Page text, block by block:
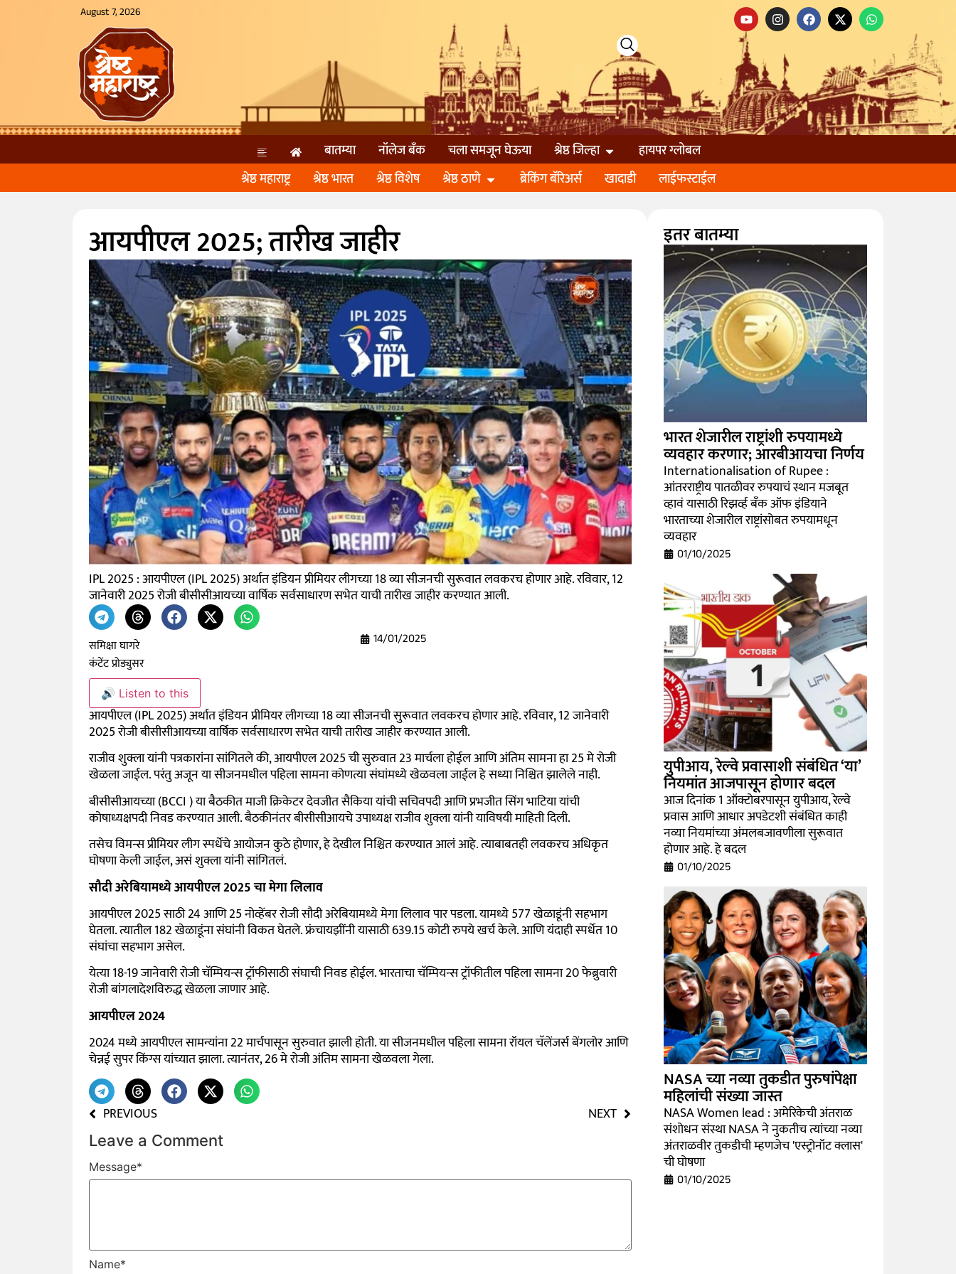
August 7, 2026
बातम्या नॉलेज बॅंक चला समजून घेऊया श्रेष्ठ जिल्हा
हायपर ग्लोबल
श्रेष्ठ महाराष्ट्र
श्रेष्ठ भारत श्रेष्ठ विशेष श्रेष्ठ ठाणे ब्रेकिंग बॅरिअर्स खादाडी लाईफस्टाईल
आयपीएल 2025; तारीख जाहीर
IPL 2025 : आयपीएल (IPL 2025) अर्थात इंडियन प्रीमियर लीगच्या 18 व्या सीजनची सुरूवात लवकरच होणार आहे. रविवार, 12
जानेवारी 2025 रोजी बीसीसीआयच्या वार्षिक सर्वसाधारण सभेत याची तारीख जाहीर करण्यात आली.
समिक्षा घागरे
कंटेंट प्रोड्युसर
14/01/2025
🔊 Listen to this
आयपीएल (IPL 2025) अर्थात इंडियन प्रीमियर लीगच्या 18 व्या सीजनची सुरूवात लवकरच होणार आहे. रविवार, 12 जानेवारी
2025 रोजी बीसीसीआयच्या वार्षिक सर्वसाधारण सभेत याची तारीख जाहीर करण्यात आली.
राजीव शुक्ला यांनी पत्रकारांना सांगितले की, आयपीएल 2025 ची सुरुवात 23 मार्चला होईल आणि अंतिम सामना हा 25 मे रोजी
खेळला जाईल. परंतु अजून या सीजनमधील पहिला सामना कोणत्या संघांमध्ये खेळवला जाईल हे सध्या निश्चित झालेले नाही.
बीसीसीआयच्या (BCCI ) या बैठकीत माजी क्रिकेटर देवजीत सैकिया यांची सचिवपदी आणि प्रभजीत सिंग भाटिया यांची
कोषाध्यक्षपदी निवड करण्यात आली. बैठकीनंतर बीसीसीआयचे उपाध्यक्ष राजीव शुक्ला यांनी याविषयी माहिती दिली.
तसेच विमन्स प्रीमियर लीग स्पर्धेचे आयोजन कुठे होणार, हे देखील निश्चित करण्यात आलं आहे. त्याबाबतही लवकरच अधिकृत
घोषणा केली जाईल, असं शुक्ला यांनी सांगितलं.
सौदी अरेबियामध्ये आयपीएल 2025 चा मेगा लिलाव
आयपीएल 2025 साठी 24 आणि 25 नोव्हेंबर रोजी सौदी अरेबियामध्ये मेगा लिलाव पार पडला. यामध्ये 577 खेळाडूंनी सहभाग
घेतला. त्यातील 182 खेळाडूंना संघांनी विकत घेतले. फ्रंचायझींनी यासाठी 639.15 कोटी रुपये खर्च केले. आणि यंदाही स्पर्धेत 10
संघांचा सहभाग असेल.
येत्या 18-19 जानेवारी रोजी चॅम्पियन्स ट्रॉफीसाठी संघाची निवड होईल. भारताचा चॅम्पियन्स ट्रॉफीतील पहिला सामना 20 फेब्रुवारी
रोजी बांगलादेशविरुद्ध खेळला जाणार आहे.
आयपीएल 2024
2024 मध्ये आयपीएल सामन्यांना 22 मार्चपासून सुरुवात झाली होती. या सीजनमधील पहिला सामना रॉयल चॅलेंजर्स बेंगलोर आणि
चेन्नई सुपर किंग्स यांच्यात झाला. त्यानंतर, 26 मे रोजी अंतिम सामना खेळवला गेला.
PREVIOUS NEXT
Leave a Comment
Message*
Name*
इतर बातम्या
भारत शेजारील राष्ट्रांशी रुपयामध्ये
व्यवहार करणार; आरबीआयचा निर्णय
Internationalisation of Rupee :
आंतरराष्ट्रीय पातळीवर रुपयाचं स्थान मजबूत
व्हावं यासाठी रिझर्व्ह बँक ऑफ इंडियाने
भारताच्या शेजारील राष्ट्रांसोबत रुपयामधून
व्यवहार
01/10/2025
युपीआय, रेल्वे प्रवासाशी संबंधित ‘या’
नियमांत आजपासून होणार बदल
आज दिनांक 1 ऑक्टोबरपासून युपीआय, रेल्वे
प्रवास आणि आधार अपडेटशी संबंधित काही
नव्या नियमांच्या अंमलबजावणीला सुरूवात
होणार आहे. हे बदल
01/10/2025
NASA च्या नव्या तुकडीत पुरुषांपेक्षा
महिलांची संख्या जास्त
NASA Women lead : अमेरिकेची अंतराळ
संशोधन संस्था NASA ने नुकतीच त्यांच्या नव्या
अंतराळवीर तुकडीची म्हणजेच 'एस्ट्रोनॉट क्लास'
ची घोषणा
01/10/2025